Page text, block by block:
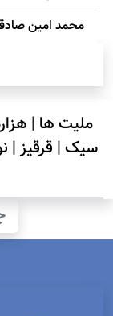
محمد امين
ملیت ها |
سیک| قرقیز|